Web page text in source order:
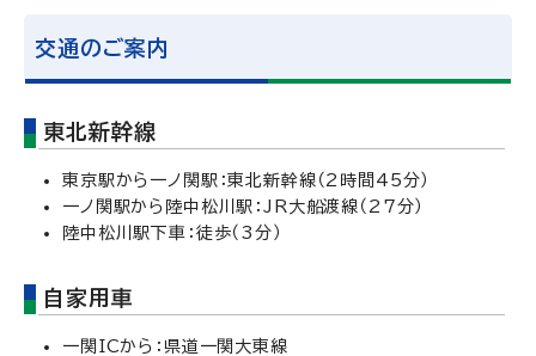
交通のご案内
東北新幹線
東京駅から一ノ関駅：東北新幹線（2時間45分）
一ノ関駅から陸中松川駅：JR大船渡線（27分）
陸中松川駅下車：徒歩（3分）
自家用車
一関ICから：県道一関大東線